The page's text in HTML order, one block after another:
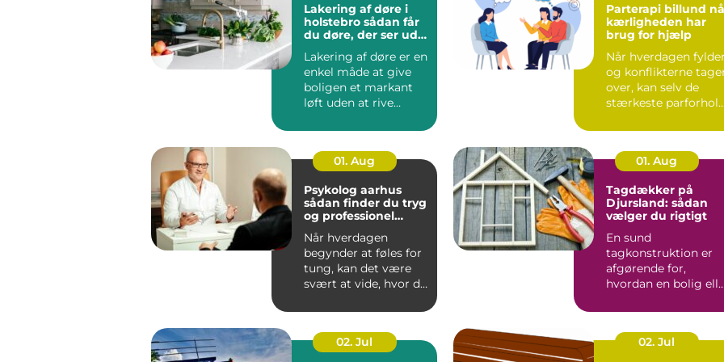
Lakering af døre i
holstebro sådan får
du døre, der ser ud
Lakering af døre er en
enkel måde at give
boligen et markant
løft uden at rive
...
Parterapi billund når
kærligheden har
brug for hjælp
Når hverdagen
og konflikterne
over, kan selv de
stærkeste
01. Aug
Psykolog aarhus
sådan finder du tryg
og professionel
Når hverdagen
begynder at føles for
tung, kan det være
svært at vide, hvor du
går...
01. Aug
Tagdækker på
Djursland: sådan
vælger du rigtigt
En sund
tagkonstruktion er
afgørende for,
hvordan en bolig
holder til v...
02. Jul
02. Jul